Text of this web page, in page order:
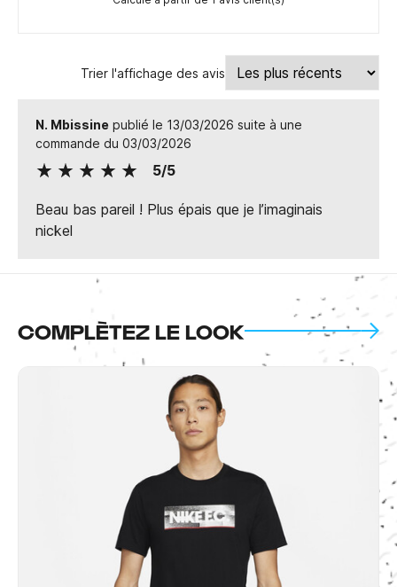
Trier l'affichage des avis
N. Mbissine publié le 13/03/2026 suite à une
commande du 03/03/2026
5/5
Beau bas pareil ! Plus épais que je l’imaginais
nickel
COMPLÈTEZ LE LOOK